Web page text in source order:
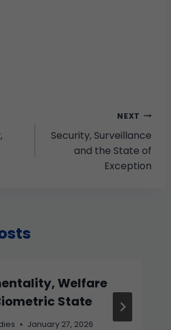
NEXT
Security, Surveillance
and the State of
Exception
Welfare
State
January 27, 2026